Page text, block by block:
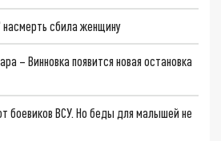
сбила женщину
– Винновка появится новая остановка
боевиков ВСУ. Но беды для малышей не